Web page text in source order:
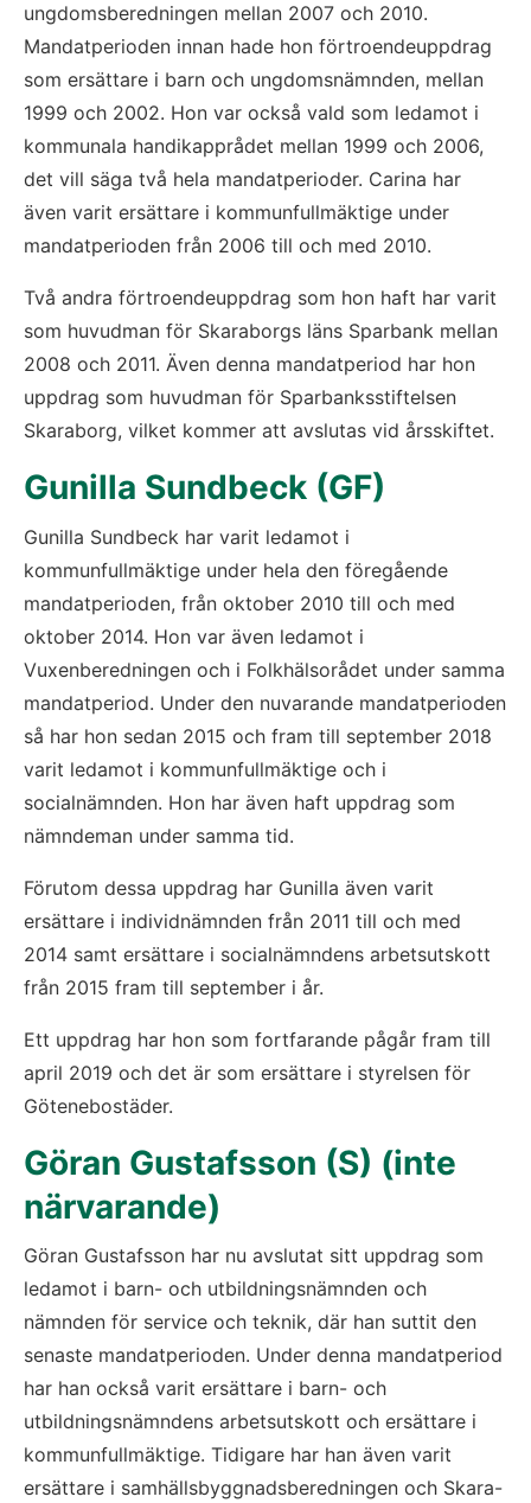
ungdomsberedningen mellan 2007 och 2010.
Mandatperioden innan hade hon förtroendeuppdrag
som ersättare i barn och ungdomsnämnden, mellan
1999 och 2002. Hon var också vald som ledamot i
kommunala handikapprådet mellan 1999 och 2006,
det vill säga två hela mandatperioder. Carina har
även varit ersättare i kommunfullmäktige under
mandatperioden från 2006 till och med 2010.
Två andra förtroendeuppdrag som hon haft har varit
som huvudman för Skaraborgs läns Sparbank mellan
2008 och 2011. Även denna mandatperiod har hon
uppdrag som huvudman för Sparbanksstiftelsen
Skaraborg, vilket kommer att avslutas vid årsskiftet.
Gunilla Sundbeck (GF)
Gunilla Sundbeck har varit ledamot i
kommunfullmäktige under hela den föregående
mandatperioden, från oktober 2010 till och med
oktober 2014. Hon var även ledamot i
Vuxenberedningen och i Folkhälsorådet under samma
mandatperiod. Under den nuvarande mandatperioden
så har hon sedan 2015 och fram till september 2018
varit ledamot i kommunfullmäktige och i
socialnämnden. Hon har även haft uppdrag som
nämndeman under samma tid.
Förutom dessa uppdrag har Gunilla även varit
ersättare i individnämnden från 2011 till och med
2014 samt ersättare i socialnämndens arbetsutskott
från 2015 fram till september i år.
Ett uppdrag har hon som fortfarande pågår fram till
april 2019 och det är som ersättare i styrelsen för
Götenebostäder.
Göran Gustafsson (S) (inte
närvarande)
Göran Gustafsson har nu avslutat sitt uppdrag som
ledamot i barn- och utbildningsnämnden och
nämnden för service och teknik, där han suttit den
senaste mandatperioden. Under denna mandatperiod
har han också varit ersättare i barn- och
utbildningsnämndens arbetsutskott och ersättare i
kommunfullmäktige. Tidigare har han även varit
ersättare i samhällsbyggnadsberedningen och Skara-